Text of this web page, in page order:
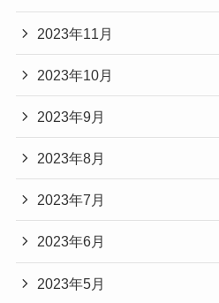
2023年11月
2023年10月
2023年9月
2023年8月
2023年7月
2023年6月
2023年5月